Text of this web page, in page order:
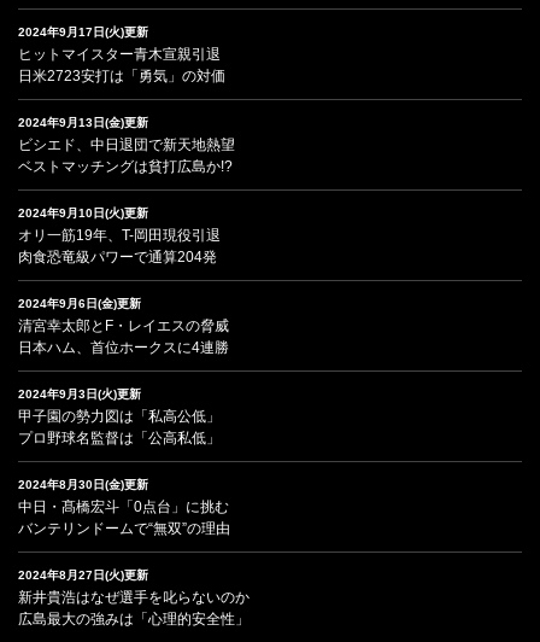
2024年9月17日(火)更新
ヒットマイスター青木宣親引退
日米2723安打は「勇気」の対価
2024年9月13日(金)更新
ビシエド、中日退団で新天地熱望
ベストマッチングは貧打広島か!?
2024年9月10日(火)更新
オリ一筋19年、T-岡田現役引退
肉食恐竜級パワーで通算204発
2024年9月6日(金)更新
清宮幸太郎とF・レイエスの脅威
日本ハム、首位ホークスに4連勝
2024年9月3日(火)更新
甲子園の勢力図は「私高公低」
プロ野球名監督は「公高私低」
2024年8月30日(金)更新
中日・髙橋宏斗「0点台」に挑む
バンテリンドームで“無双”の理由
2024年8月27日(火)更新
新井貴浩はなぜ選手を叱らないのか
広島最大の強みは「心理的安全性」